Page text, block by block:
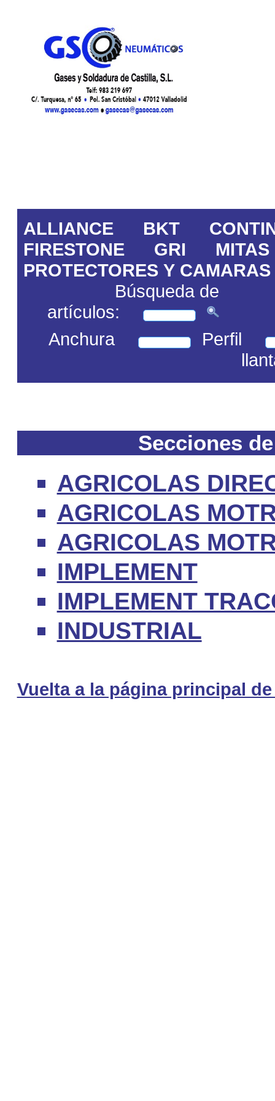
ALLIANCE BKT
FIRESTONE
GRI
MITAS
PROTECTORES Y CAMARAS
Búsqueda de
artículos:
Anchura
Perfil
Secciones
AGRICOLAS
AGRICOLAS
AGRICOLAS
IMPLEMENT
IMPLEMENT
INDUSTRIAL
Vuelta a la página principal